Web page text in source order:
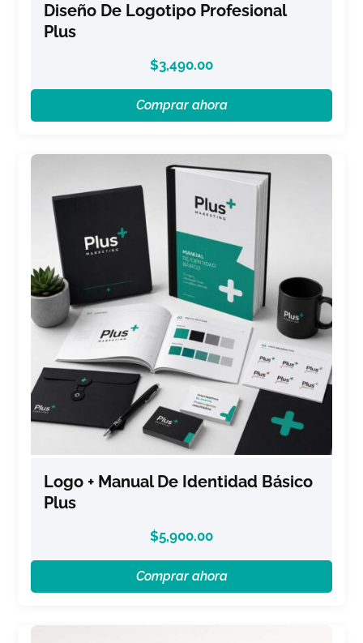
Diseño De Logotipo Profesional
Plus
$3,490.00
Comprar ahora
Logo + Manual De Identidad Básico
Plus
$5,900.00
Comprar ahora